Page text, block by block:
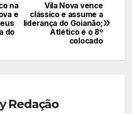
Vila Nova vence
clássico e assume a
liderança do Goianão;
Atlético é o 8º
colocado
na
e
do
Redação